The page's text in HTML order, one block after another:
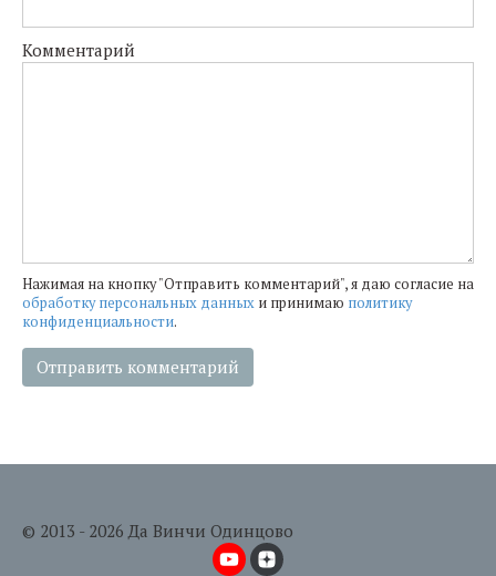
Комментарий
Нажимая на кнопку "Отправить комментарий", я даю согласие на
обработку персональных данных и принимаю политику
конфиденциальности.
© 2013 - 2026 Да Винчи Одинцово